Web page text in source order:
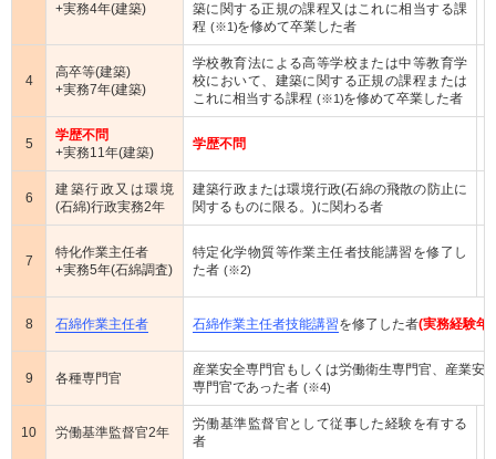
+実務4年(建築)
築に関する正規の課程又はこれに相当する課
程 (※1)を修めて卒業した者
4
高卒等(建築)
+実務7年(建築)
学校教育法による高等学校または中等教育学
校において、建築に関する正規の課程または
これに相当する課程 (※1)を修めて卒業した者
5
学歴不問
+実務11年(建築)
学歴不問
6
建築行政又は環境
(石綿)行政実務2年
建築行政または環境行政(石綿の飛散の防止に
関するものに限る。)に関わる者
7
特化作業主任者
+実務5年(石綿調査)
特定化学物質等作業主任者技能講習を修了し
た者 (※2)
8 石綿作業主任者 石綿作業主任者技能講習を修了した者(実務経験年
9 各種専門官
産業安全専門官もしくは労働衛生専門官、産業安
専門官であった者 (※4)
10 労働基準監督官2年
労働基準監督官として従事した経験を有する
者